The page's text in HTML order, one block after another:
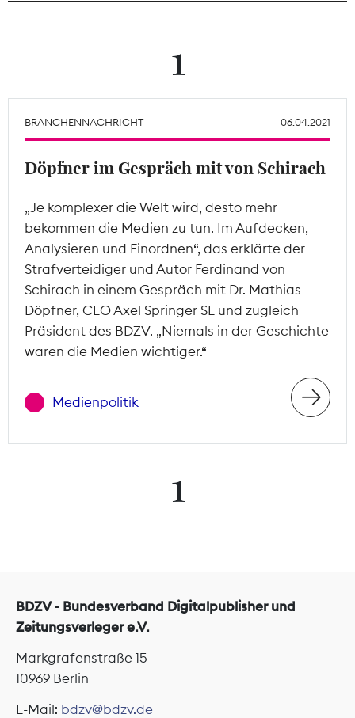
Mitgliederbereich
1
BRANCHENNACHRICHT 06.04.2021
Döpfner im Gespräch mit von Schirach
„Je komplexer die Welt wird, desto mehr
bekommen die Medien zu tun. Im Aufdecken,
Analysieren und Einordnen“, das erklärte der
Strafverteidiger und Autor Ferdinand von
Schirach in einem Gespräch mit Dr. Mathias
Döpfner, CEO Axel Springer SE und zugleich
Präsident des BDZV. „Niemals in der Geschichte
waren die Medien wichtiger.“
Medienpolitik
1
BDZV - Bundesverband Digitalpublisher und
Zeitungsverleger e.V.
Markgrafenstraße 15
10969 Berlin
E-Mail: bdzv@bdzv.de